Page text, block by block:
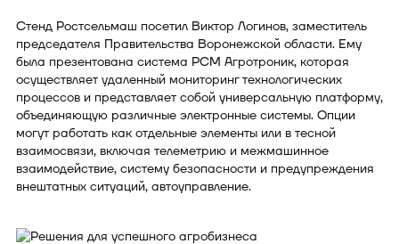
Стенд Ростсельмаш посетил Виктор Логинов, заместитель
председателя Правительства Воронежской области. Ему
была презентована система РСМ Агротроник, которая
осуществляет удаленный мониторинг технологических
процессов и представляет собой универсальную платформу,
объединяющую различные электронные системы. Опции
могут работать как отдельные элементы или в тесной
взаимосвязи, включая телеметрию и межмашинное
взаимодействие, систему безопасности и предупреждения
внештатных ситуаций, автоуправление.